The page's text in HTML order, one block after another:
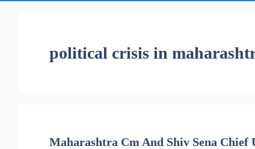
political crisis in
Maharashtra Cm And Shiv Sena